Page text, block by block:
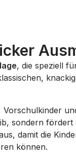
, die speziell
Vorschulkinder
sondern
damit die
können.